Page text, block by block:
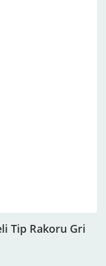
Tip Rakoru Gri